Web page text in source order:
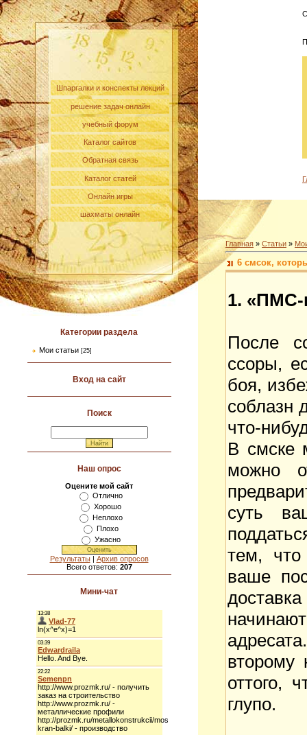
Шпаргалки и конспекты лекций
решение задач онлайн
учебный форум
Каталог сайтов
Обратная связь
Каталог статей
Онлайн игры
шахматы онлайн
Категории раздела
Мои статьи [25]
Вход на сайт
Поиск
Наш опрос
Оцените мой сайт
Отлично
Хорошо
Неплохо
Плохо
Ужасно
Результаты| Архив опросов
Всего ответов: 207
Мини-чат
Главная » Статьи »
6 смсок,
1. «ПМС-
После
ссоры,
боя,
соблазн
что-
В смске
можно
суть
тем, что
ваше
второму
оттого,
глупо.